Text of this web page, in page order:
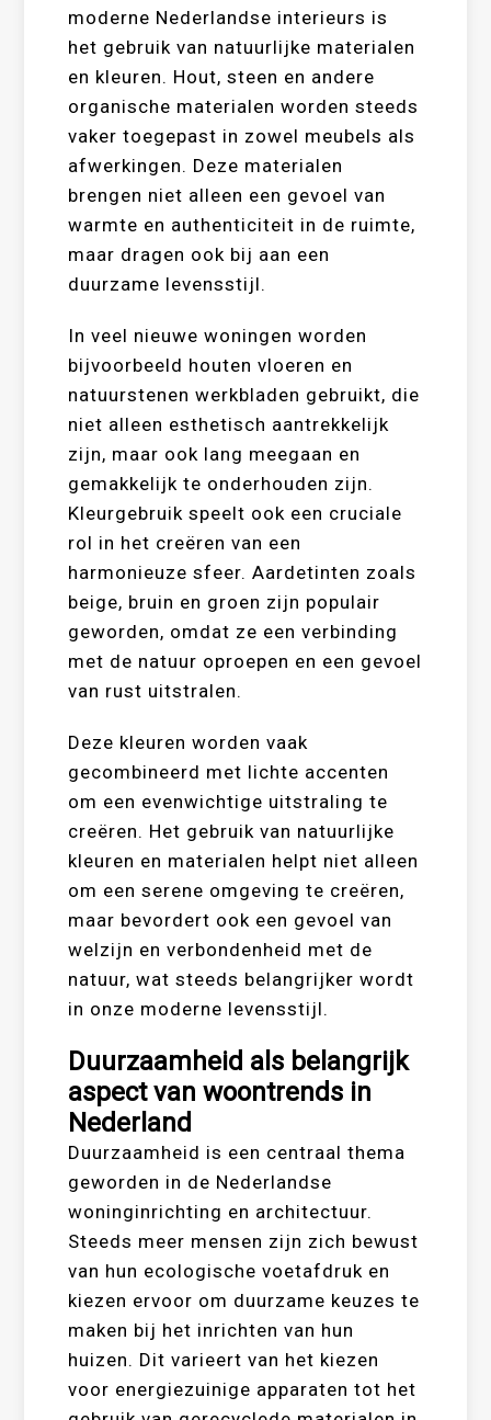
moderne Nederlandse interieurs is
het gebruik van natuurlijke materialen
en kleuren. Hout, steen en andere
organische materialen worden steeds
vaker toegepast in zowel meubels als
afwerkingen. Deze materialen
brengen niet alleen een gevoel van
warmte en authenticiteit in de ruimte,
maar dragen ook bij aan een
duurzame levensstijl.
In veel nieuwe woningen worden
bijvoorbeeld houten vloeren en
natuurstenen werkbladen gebruikt, die
niet alleen esthetisch aantrekkelijk
zijn, maar ook lang meegaan en
gemakkelijk te onderhouden zijn.
Kleurgebruik speelt ook een cruciale
rol in het creëren van een
harmonieuze sfeer. Aardetinten zoals
beige, bruin en groen zijn populair
geworden, omdat ze een verbinding
met de natuur oproepen en een gevoel
van rust uitstralen.
Deze kleuren worden vaak
gecombineerd met lichte accenten
om een evenwichtige uitstraling te
creëren. Het gebruik van natuurlijke
kleuren en materialen helpt niet alleen
om een serene omgeving te creëren,
maar bevordert ook een gevoel van
welzijn en verbondenheid met de
natuur, wat steeds belangrijker wordt
in onze moderne levensstijl.
Duurzaamheid als belangrijk
aspect van woontrends in
Nederland
Duurzaamheid is een centraal thema
geworden in de Nederlandse
woninginrichting en architectuur.
Steeds meer mensen zijn zich bewust
van hun ecologische voetafdruk en
kiezen ervoor om duurzame keuzes te
maken bij het inrichten van hun
huizen. Dit varieert van het kiezen
voor energiezuinige apparaten tot het